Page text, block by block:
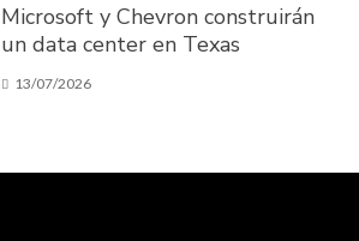
Microsoft y Chevron construirán
un data center en Texas
13/07/2026